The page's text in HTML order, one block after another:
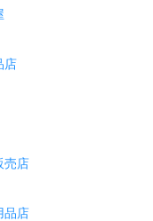
店
売店
品店